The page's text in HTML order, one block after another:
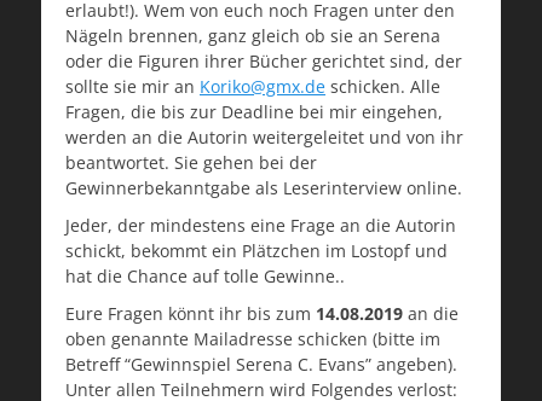
erlaubt!). Wem von euch noch Fragen unter den
Nägeln brennen, ganz gleich ob sie an Serena
oder die Figuren ihrer Bücher gerichtet sind, der
sollte sie mir an Koriko@gmx.de schicken. Alle
Fragen, die bis zur Deadline bei mir eingehen,
werden an die Autorin weitergeleitet und von ihr
beantwortet. Sie gehen bei der
Gewinnerbekanntgabe als Leserinterview online.
Jeder, der mindestens eine Frage an die Autorin
schickt, bekommt ein Plätzchen im Lostopf und
hat die Chance auf tolle Gewinne..
Eure Fragen könnt ihr bis zum 14.08.2019 an die
oben genannte Mailadresse schicken (bitte im
Betreff “Gewinnspiel Serena C. Evans” angeben).
Unter allen Teilnehmern wird Folgendes verlost: